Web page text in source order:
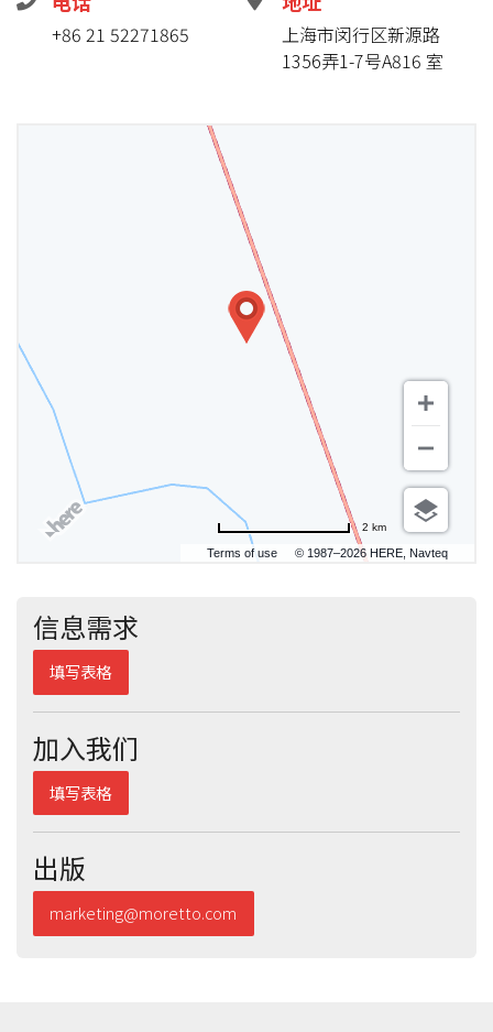
+86 21 52271865
上海市闵行区新源路
1356弄1-7号A816 室
Terms of use © 1987–2026 HERE, Navteq
2 km
信息需求
填写表格
加入我们
填写表格
出版
marketing@moretto.com